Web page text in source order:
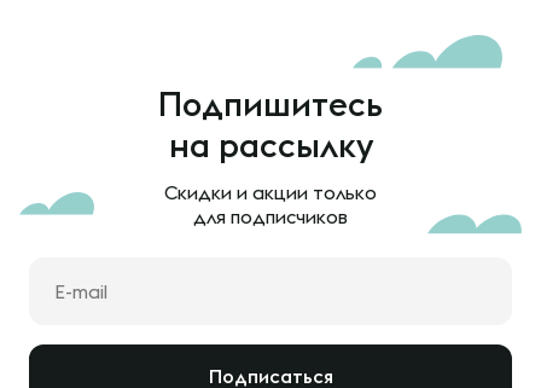
Подпишитесь
на рассылку
Скидки и акции только
для подписчиков
Подписаться